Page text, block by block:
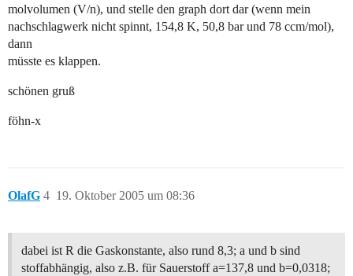
molvolumen (V/n), und stelle den graph dort dar (wenn mein
nachschlagwerk nicht spinnt, 154,8 K, 50,8 bar und 78 ccm/mol),
dann
müsste es klappen.
schönen gruß
föhn-x
OlafG 19. Oktober 2005 um 08:36
4
dabei ist R die Gaskonstante, also rund 8,3; a und b sind
stoffabhängig, also z.B. für Sauerstoff a=137,8 und b=0,0318;